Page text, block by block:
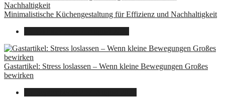
Minimalistische Küchengestaltung für Effizienz und Nachhaltigkeit
Gastartikel: Stress loslassen – Wenn kleine Bewegungen Großes
bewirken